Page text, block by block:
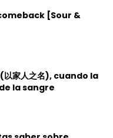
[Sour &
家人之名), cuando la
la sangre